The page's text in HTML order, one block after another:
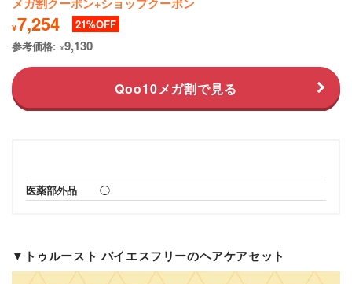
¥7,254
21
参考価格:
¥9,130
Qoo10メガ割で見る
医薬部外品 ◯
▼トゥルースト バイエスフリーのヘアケアセット